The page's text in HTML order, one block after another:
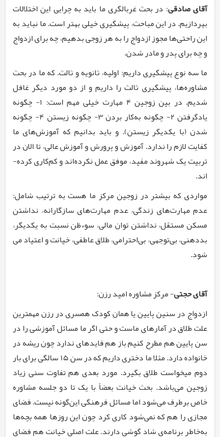
آقای صادقی: در بحث غربال­گری ما باید به چرایی این اختلالات
بپردازیم. در این مباحث، پیشگیری خیلی بهتر است. ما نباید به
این راحتی­‌ها مجوز ازدواج را به هر زوجی بدهیم، چه برای ازدواج
و چه برای پدر و مادر شدن.
ما سه نوع پیشگیری داریم: اولیه، ثانویه و ثالث. که ما در بحث
مشاوره‌­ها، پیشگیری ثالث را داریم و از دو مورد دیگر غافل
شدیم. در بین زوجین 4 مهارت خیلی مهم است: 1- چگونه
یادگرفتن 2- چگونه به‌­کار بردن 3- چگونه زیستن 4- چگونه
شدن (با یک­دیگر زیستن). و باید بدانیم که آموزش‌­های ما
کفایت لازم را ندارد. آموزش و پرورش و آموزش عالی، تا الان در
تربیت یک شهروند مفید، موفق عمل نکرده‌­اند و کم­‌کاری کرده‌­
اند.
مواردی که بیشتر در زوجین مرکز ما هست به ترتیب شامل:
عدم مهارت­‌های زندگی، عدم مهارت‌­های سازگارانه، نداشتن
مسکن مستقل، نداشتن توان مالی، سوءظن نسبت به یک­دیگر،
بددهنی، بی­‌توجهی، بی‌­احترامی، طلاق عاطفی، خیانت و اعتیاد می­‌
شود.
آقای حجتی-مرکز مشاوره امید رزن:
ازدواج در سنین پایین یا همان کودک همسری در رزن مهم­ترین
علت طلاق در آمارهای ماست و حتی اگر ما مسائل آموزشی را در
سن پایین هم مطرح کنیم باز هم فایده­ای ندارد چون ریشه در
خانواده دارد. مثلا ما دختری داریم که در سن 15 سالگی برای بار
دوم می­خواست طلاق بگیرد. مورد بعدی هم تفاوت سنی زیاد
زوجین می­‌باشد. بحث خیانت بعضاً با یک تا دو جلسه مشاوره
خاص برطرف می‌­شود اما مسائل فرهنگی این‌گونه نیست. فضای
مجازی را هم که نمی‌­شود کاری کرد چون این روزها همه بچه­‌ها
به­‌خاطر برنامه­‌ی شاد گوشی دارند. علت اصلی خیانت هم فضای